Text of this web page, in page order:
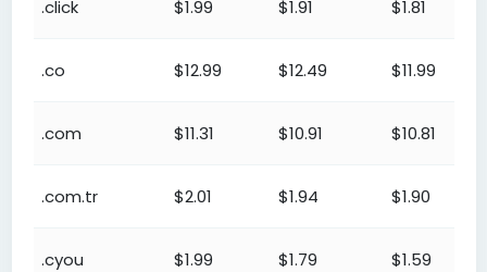
.click $1.99 $1.91 $1.81
.co $12.99 $12.49 $11.99
.com $11.31 $10.91 $10.81
.com.tr $2.01 $1.94 $1.90
.cyou $1.99 $1.79 $1.59